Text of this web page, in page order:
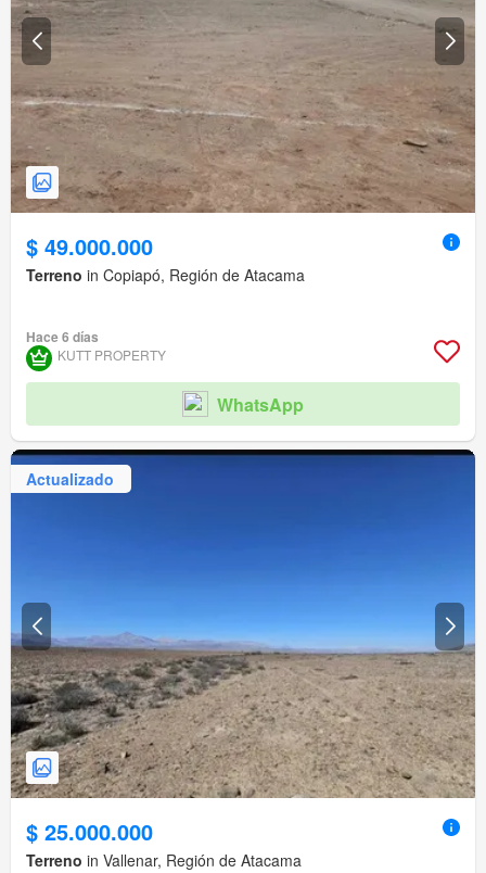
$ 49.000.000
Terreno in Copiapó, Región de Atacama
Hace 6 días
KUTT PROPERTY
WhatsApp
Actualizado
$ 25.000.000
Terreno in Vallenar, Región de Atacama